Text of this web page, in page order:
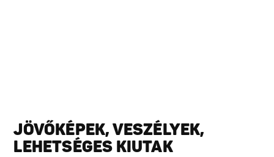
JÖVŐKÉPEK, VESZÉLYEK,
LEHETSÉGES KIUTAK